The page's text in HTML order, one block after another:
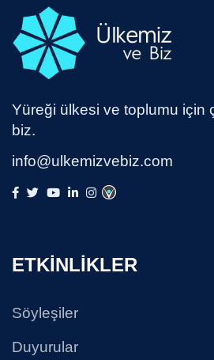
Yüreği ülkesi ve toplumu için
biz.
info@ulkemizvebiz.com
ETKİNLİKLER
Söyleşiler
Duyurular